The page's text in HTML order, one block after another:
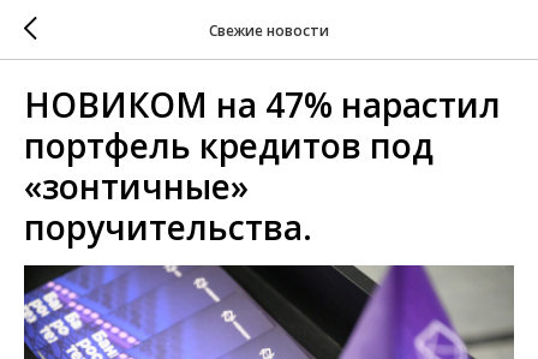
Свежие новости
НОВИКОМ на 47% нарастил
портфель кредитов под
«зонтичные»
поручительства.